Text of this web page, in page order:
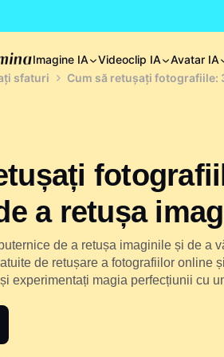
Imagine IA Videoclip IA Avatar IA
sfaturi Cum să retușați fotografiile:
a retușa
de a retușa imaginile și de a
de retușare a fotografiilor online
experimentați magia perfecțiunii cu